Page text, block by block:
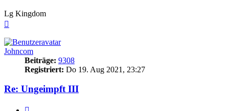
Lg Kingdom
Johncom
Beiträge: 9308
Registriert: Do 19. Aug 2021, 23:27
Re: Ungeimpft III